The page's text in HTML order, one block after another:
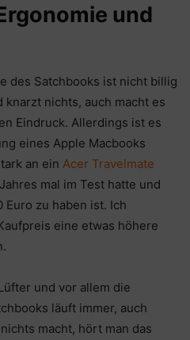
und
des Satchbooks ist nicht billig
nichts, auch macht es
Eindruck. Allerdings ist es
eines Apple Macbooks
an ein Acer Travelmate
mal im Test hatte und
zu haben ist. Ich
eine etwas höhere
und vor allem die
läuft immer, auch
macht, hört man das